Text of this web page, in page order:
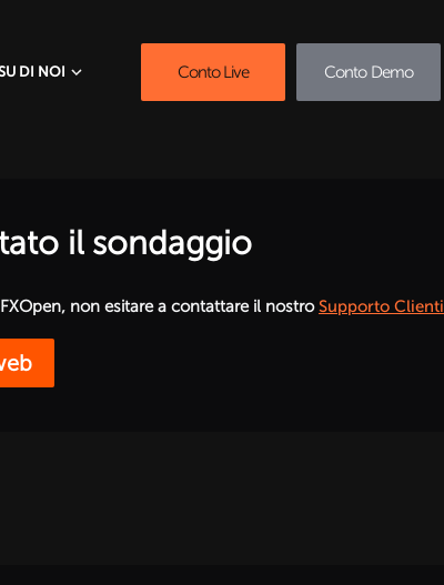
DI NOI Conto Live Conto Demo
il sondaggio
non esitare a contattare il nostroSupporto Clienti